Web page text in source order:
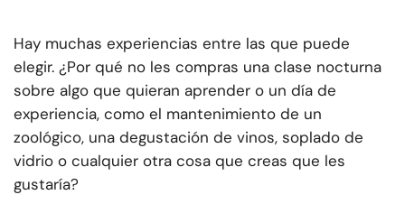
Hay muchas experiencias entre las que puede
elegir. ¿Por qué no les compras una clase nocturna
sobre algo que quieran aprender o un día de
experiencia, como el mantenimiento de un
zoológico, una degustación de vinos, soplado de
vidrio o cualquier otra cosa que creas que les
gustaría?